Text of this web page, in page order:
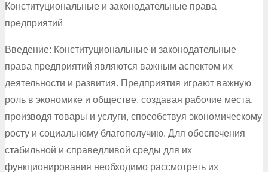
Конституциональные и законодательные права
предприятий
Введение: Конституциональные и законодательные
права предприятий являются важным аспектом их
деятельности и развития. Предприятия играют важную
роль в экономике и обществе, создавая рабочие места,
производя товары и услуги, способствуя экономическому
росту и социальному благополучию. Для обеспечения
стабильной и справедливой среды для их
функционирования необходимо рассмотреть их